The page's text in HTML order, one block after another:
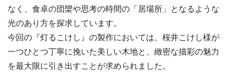
なく、食卓の団欒や思考の時間の「居場所」となるような
光のあり方を探求しています。
今回の『灯るこけし』の製作においては、桜井こけし様が
一つひとつ丁寧に挽いた美しい木地と、緻密な描彩の魅力
を最大限に引き出すことが求められました。